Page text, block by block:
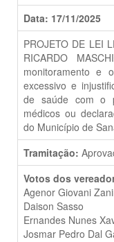
Data: 17/11/2025
PROJETO DE LEI
RICARDO
monitoramento e
excessivo e
de saúde com o
médicos ou
do Município de
Tramitação:
Votos dos
Agenor Giovani
Daison Sasso
Ernandes Nunes
Josmar Pedro Dal